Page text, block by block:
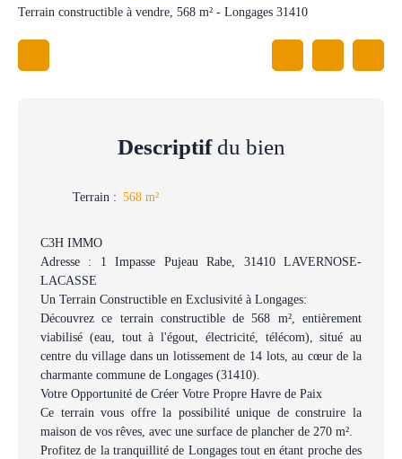
Terrain constructible à vendre, 568 m² - Longages 31410
Descriptifdu bien
Terrain : 568 m²
C3H IMMO
Adresse : 1 Impasse Pujeau Rabe, 31410 LAVERNOSE-
LACASSE
Un Terrain Constructible en Exclusivité à Longages:
Découvrez ce terrain constructible de 568 m², entièrement
viabilisé (eau, tout à l'égout, électricité, télécom), situé au
centre du village dans un lotissement de 14 lots, au cœur de la
charmante commune de Longages (31410).
Votre Opportunité de Créer Votre Propre Havre de Paix
Ce terrain vous offre la possibilité unique de construire la
maison de vos rêves, avec une surface de plancher de 270 m².
Profitez de la tranquillité de Longages tout en étant proche des